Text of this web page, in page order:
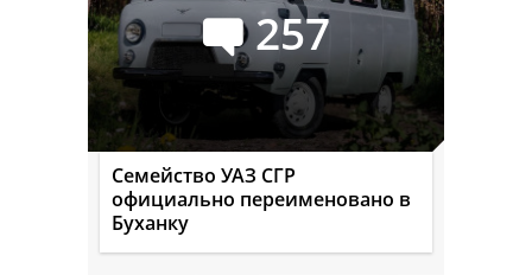
257
Семейство УАЗ СГР
официально переименовано в
Буханку